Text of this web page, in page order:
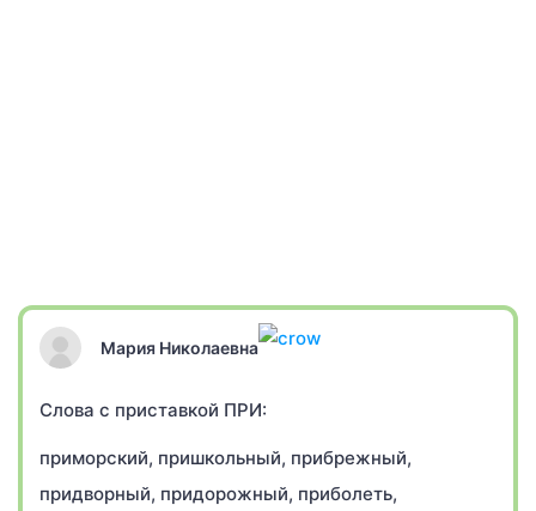
Мария Николаевна
Слова с приставкой ПРИ:
приморский, пришкольный, прибрежный,
придворный, придорожный, приболеть,